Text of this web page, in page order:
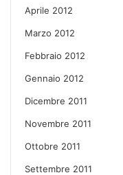
Aprile 2012
Marzo 2012
Febbraio 2012
Gennaio 2012
Dicembre 2011
Novembre 2011
Ottobre 2011
Settembre 2011